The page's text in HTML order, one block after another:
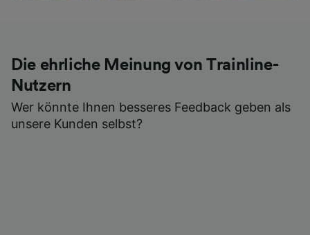
Die ehrliche Meinung von Trainline-
Nutzern
Wer könnte Ihnen besseres Feedback geben als
unsere Kunden selbst?